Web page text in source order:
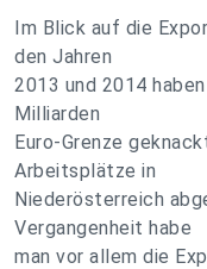
Im Blick auf die
den Jahren
2013 und 2014
Milliarden
Euro-Grenze
Arbeitsplätze in
Niederösterreich
Vergangenheit habe
man vor allem die